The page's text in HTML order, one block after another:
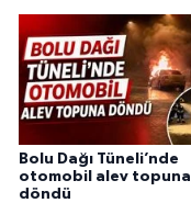
Bolu Dağı Tüneli’nde
otomobil alev topuna
döndü